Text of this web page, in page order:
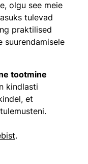
olgu see meie
tulevad
praktilised
tootmine
kindlasti
et
.